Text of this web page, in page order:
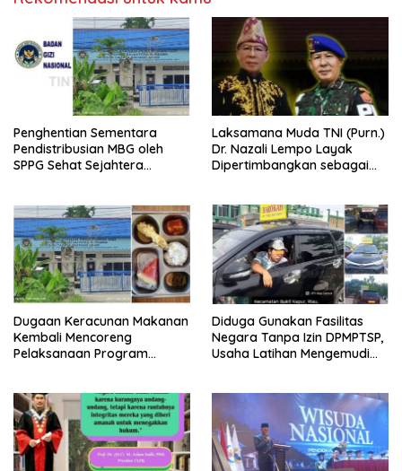
Penghentian Sementara
Pendistribusian MBG oleh
SPPG Sehat Sejahtera
Laksamana Muda TNI (Purn.)
Dr. Nazali Lempo Layak
Dipertimbangkan sebagai
Berkompromi terhadap
Penegakan Hukum
Dugaan Keracunan Makanan
Kembali Mencoreng
Pelaksanaan Program
Bersama Kota Dumai
Diduga Gunakan Fasilitas
Negara Tanpa Izin DPMPTSP,
Usaha Latihan Mengemudi